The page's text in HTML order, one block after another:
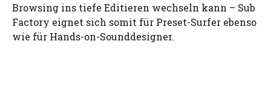
Browsing ins tiefe Editieren wechseln kann – Sub
Factory eignet sich somit für Preset-Surfer ebenso
wie für Hands-on-Sounddesigner.